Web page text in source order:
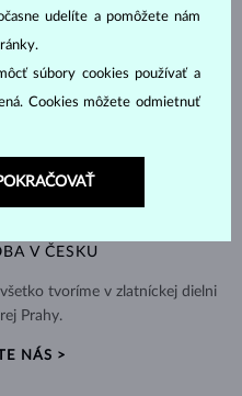
V ČESKU
tvoríme v zlatníckej dielni
Prahy.
NÁS >
udelíte a pomôžete nám
súbory cookies používať a
Cookies môžete odmietnuť